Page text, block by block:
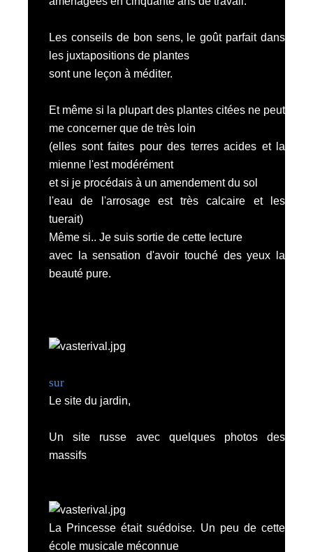
Les conseils de bon sens, le goût parfait dans
les juxtapositions de plantes
sont une leçon à méditer.
Et même si la plupart des plantes citées ne peut
me concerner que de très loin
(elles sont faites pour des terres acides et la
mienne l'est modérément
et si je procédais à un amendement du sol
l'eau de l'arrosage est très calcaire et les
tuerait)
Même si.. Je suis sortie de cette lecture
avec la sensation d'avoir touché des yeux la
beauté pure.
sur
Le site du jardin,
Unsite russe avec quelques photos des
massifs
La Princesse était suédoise. Un peu de cette
école musicale méconnue